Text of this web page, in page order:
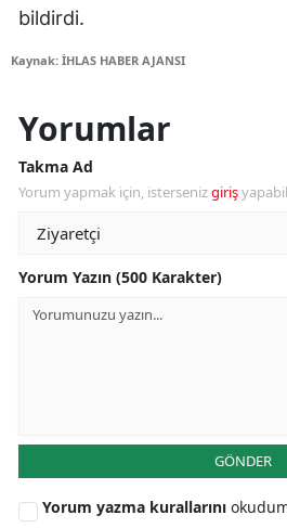
bildirdi.
Kaynak: İHLAS HABER AJANSI
Yorumlar
Takma Ad
Yorum yapmak için, istersenizgiriş
Yorum Yazın (500 Karakter)
GÖNDER
Yorum yazma kurallarını